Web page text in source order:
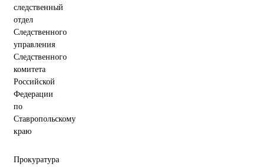
следственный
отдел
Следственного
управления
Следственного
комитета
Российской
Федерации
по
Ставропольскому
краю
Прокуратура